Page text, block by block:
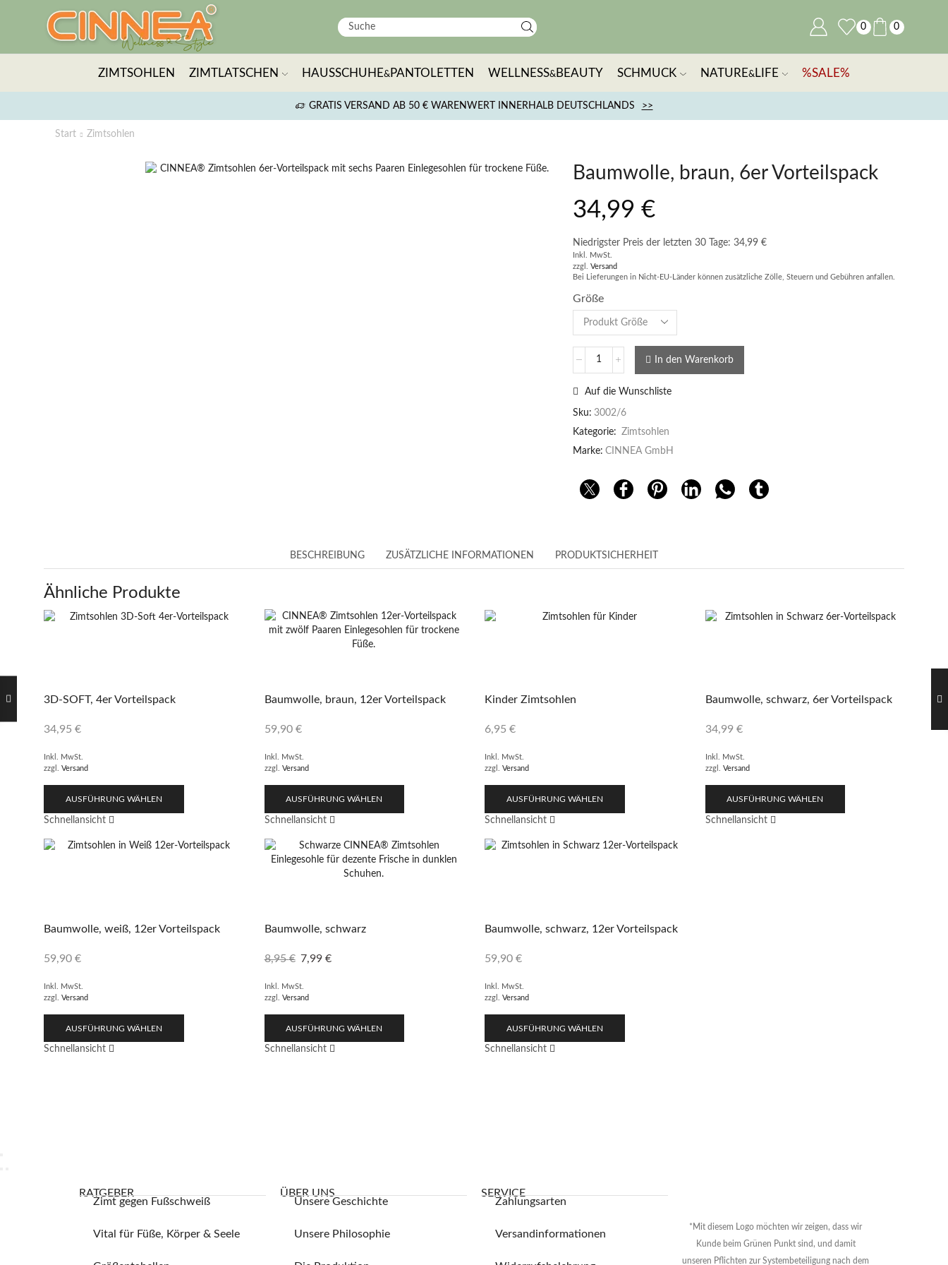
0 0
ZIMTSOHLEN ZIMTLATSCHEN HAUSSCHUHE& PANTOLETTEN WELLNESS& BEAUTY SCHMUCK NATURE& LIFE %SALE%
GRATIS VERSAND AB 50 € WARENWERT INNERHALB DEUTSCHLANDS >>
Start Zimtsohlen
Baumwolle, braun, 6er Vorteilspack
34,99 €
Niedrigster Preis der letzten 30 Tage: 34,99 €
Inkl. MwSt.
zzgl. Versand
Bei Lieferungen in Nicht-EU-Länder können zusätzliche Zölle, Steuern und Gebühren anfallen.
Größe
In den Warenkorb
Auf die Wunschliste
Sku: 3002/6
Kategorie: Zimtsohlen
Marke: CINNEA GmbH
BESCHREIBUNG ZUSÄTZLICHE INFORMATIONEN PRODUKTSICHERHEIT
Ähnliche Produkte
3D-SOFT, 4er Vorteilspack
34,95 €
Inkl. MwSt.
zzgl. Versand
AUSFÜHRUNG WÄHLEN
Schnellansicht
Baumwolle, braun, 12er Vorteilspack
59,90 €
Inkl. MwSt.
zzgl. Versand
AUSFÜHRUNG WÄHLEN
Schnellansicht
Kinder Zimtsohlen
6,95 €
Inkl. MwSt.
zzgl. Versand
AUSFÜHRUNG WÄHLEN
Schnellansicht
Baumwolle, schwarz, 6er Vorteilspack
34,99 €
Inkl. MwSt.
zzgl. Versand
AUSFÜHRUNG WÄHLEN
Schnellansicht
Baumwolle, weiß, 12er Vorteilspack
59,90 €
Inkl. MwSt.
zzgl. Versand
AUSFÜHRUNG WÄHLEN
Schnellansicht
Baumwolle, schwarz
8,95€ 7,99 €
Inkl. MwSt.
zzgl. Versand
AUSFÜHRUNG WÄHLEN
Schnellansicht
Baumwolle, schwarz, 12er Vorteilspack
59,90 €
Inkl. MwSt.
zzgl. Versand
AUSFÜHRUNG WÄHLEN
Schnellansicht
RATGEBER
Zimt gegen Fußschweiß
Vital für Füße, Körper & Seele
ÜBER UNS
Unsere Geschichte
Unsere Philosophie
SERVICE
Zahlungsarten
Versandinformationen
*Mit diesem Logo möchten wir zeigen, dass wir
Kunde beim Grünen Punkt sind, und damit
unseren Pflichten zur Systembeteiligung nach dem